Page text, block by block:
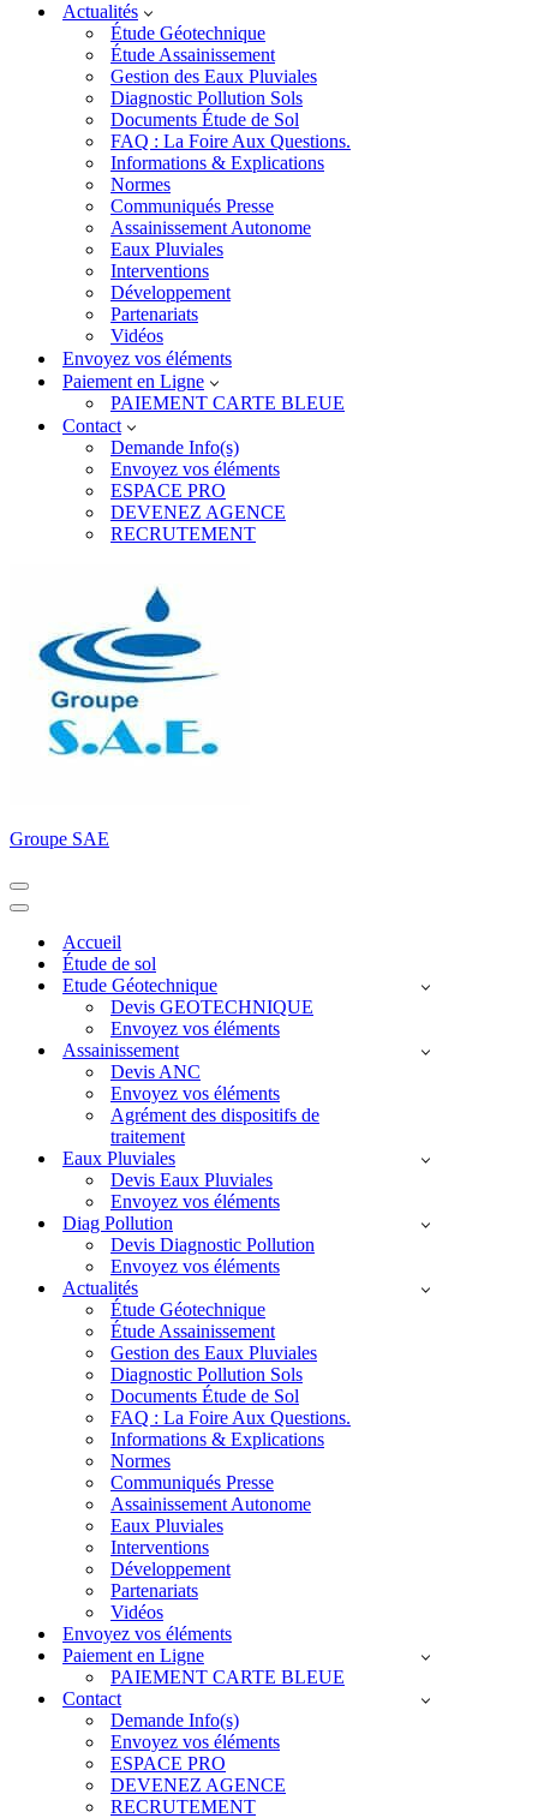
Actualités
Étude Géotechnique
Étude Assainissement
Gestion des Eaux Pluviales
Diagnostic Pollution Sols
Documents Étude de Sol
FAQ : La Foire Aux Questions.
Informations & Explications
Normes
Communiqués Presse
Assainissement Autonome
Eaux Pluviales
Interventions
Développement
Partenariats
Vidéos
Envoyez vos éléments
Paiement en Ligne
PAIEMENT CARTE BLEUE
Contact
Demande Info(s)
Envoyez vos éléments
ESPACE PRO
DEVENEZ AGENCE
RECRUTEMENT
Groupe SAE
Menu
de
Menu
navigationAccueil
Étude de sol
Etude Géotechnique
Devis GEOTECHNIQUE
Envoyez vos éléments
Assainissement
Devis ANC
Envoyez vos éléments
Agrément des dispositifs de
traitement
Eaux Pluviales
Devis Eaux Pluviales
Envoyez vos éléments
Diag Pollution
Devis Diagnostic Pollution
Envoyez vos éléments
Actualités
Étude Géotechnique
Étude Assainissement
Gestion des Eaux Pluviales
Diagnostic Pollution Sols
Documents Étude de Sol
FAQ : La Foire Aux Questions.
Informations & Explications
Normes
Communiqués Presse
Assainissement Autonome
Eaux Pluviales
Interventions
Développement
Partenariats
Vidéos
Envoyez vos éléments
Paiement en Ligne
PAIEMENT CARTE BLEUE
Contact
Demande Info(s)
Envoyez vos éléments
ESPACE PRO
DEVENEZ AGENCE
RECRUTEMENT